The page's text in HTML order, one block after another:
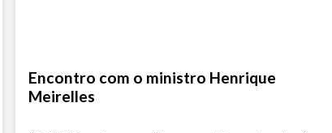
Encontro com o ministro Henrique
Meirelles